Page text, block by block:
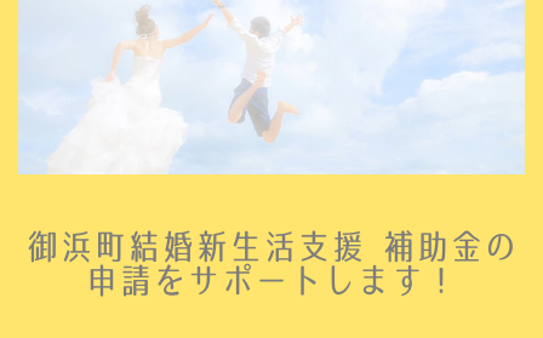
御浜町結婚新生活支援 補助金の
申請をサポートします！